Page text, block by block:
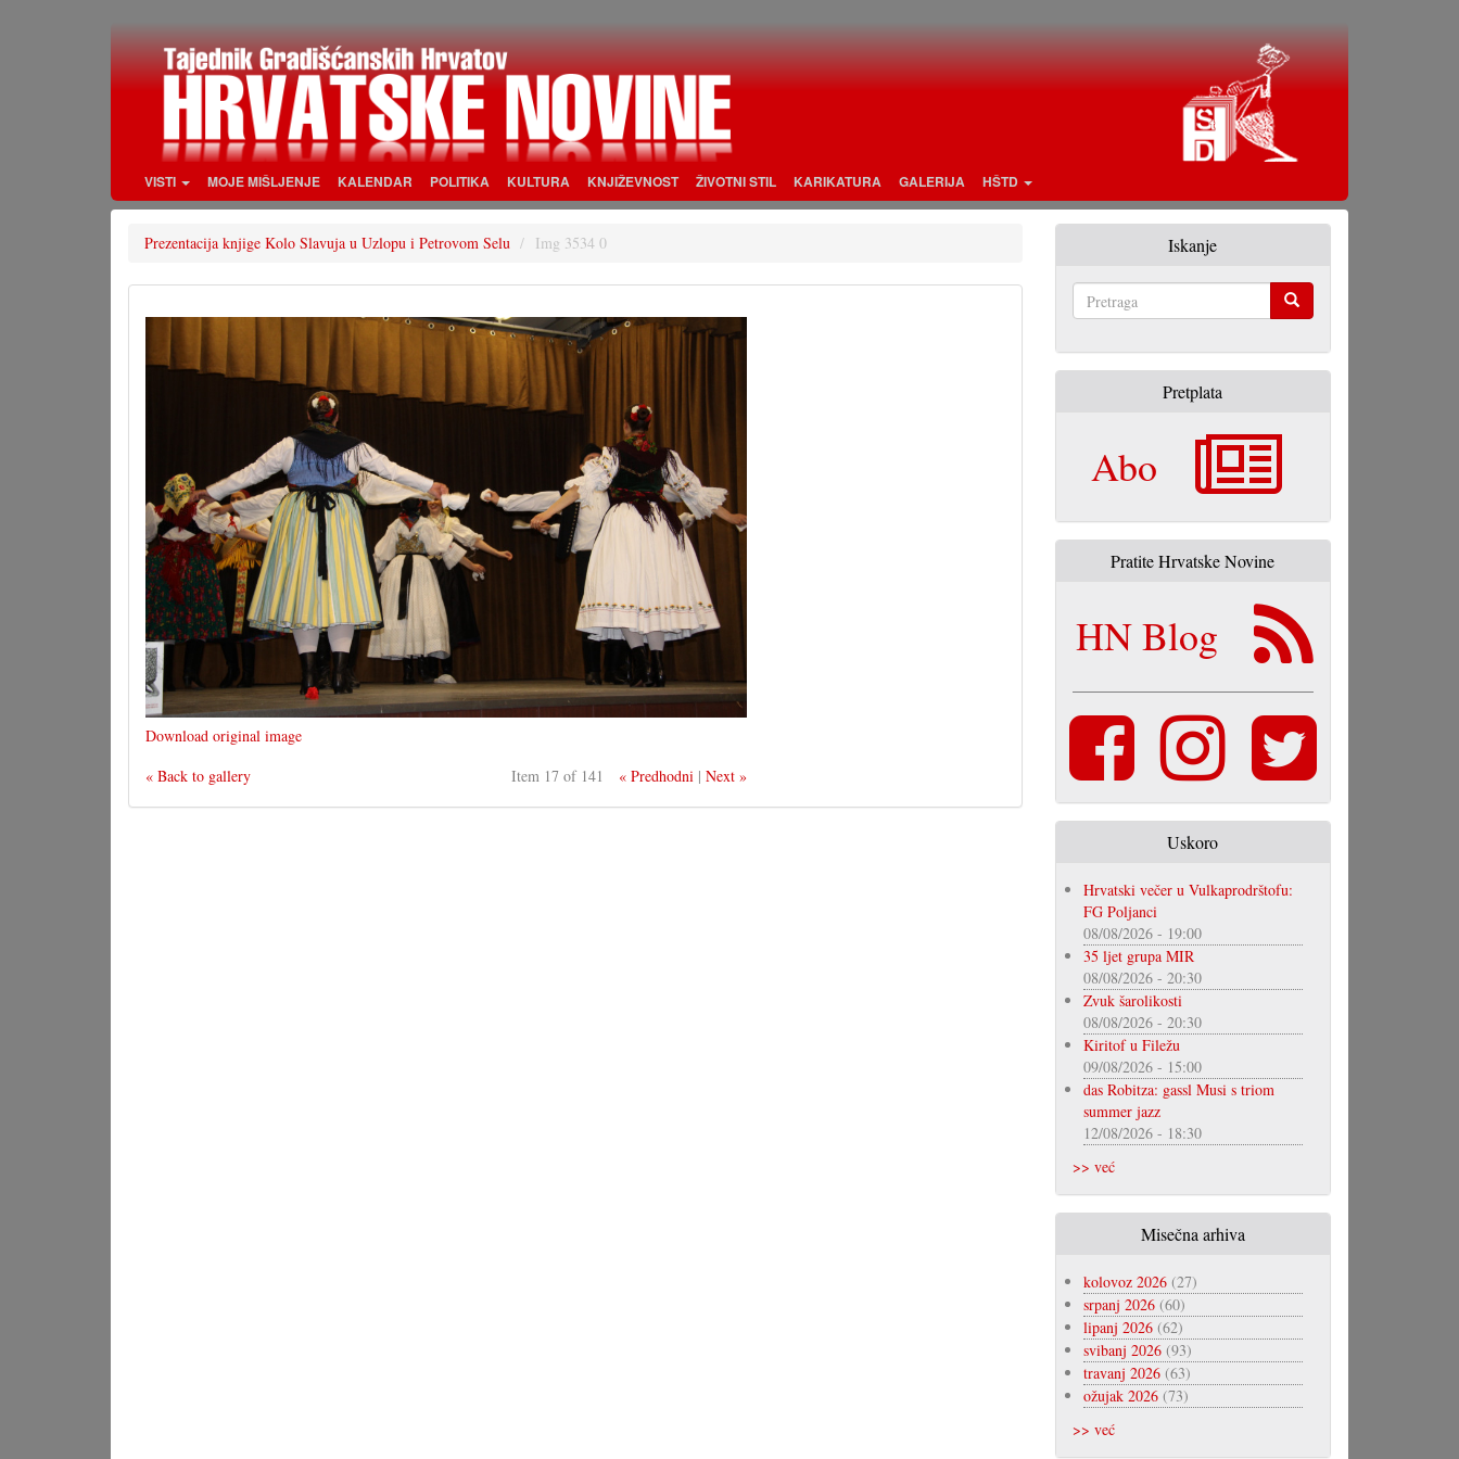
VISTI MOJE MIŠLJENJE KALENDAR POLITIKA KULTURA KNJIŽEVNOST ŽIVOTNI STIL KARIKATURA GALERIJA HŠTD
Prezentacija knjige Kolo Slavuja u Uzlopu i Petrovom Selu Img 3534 0
Download original image
« Back to gallery
Item 17 of 141 « Predhodni |Next »
Iskanje
Pretplata
Abo
Pratite Hrvatske Novine
HN Blog
Uskoro
Hrvatski večer u Vulkaprodrštofu:
FG Poljanci
08/08/2026 - 19:00
35 ljet grupa MIR
08/08/2026 - 20:30
Zvuk šarolikosti
08/08/2026 - 20:30
Kiritof u Filežu
09/08/2026 - 15:00
das Robitza: gassl Musi s triom
summer jazz
12/08/2026 - 18:30
>> već
Misečna arhiva
kolovoz 2026(27)
srpanj 2026(60)
lipanj 2026(62)
svibanj 2026(93)
travanj 2026(63)
ožujak 2026(73)
>> već